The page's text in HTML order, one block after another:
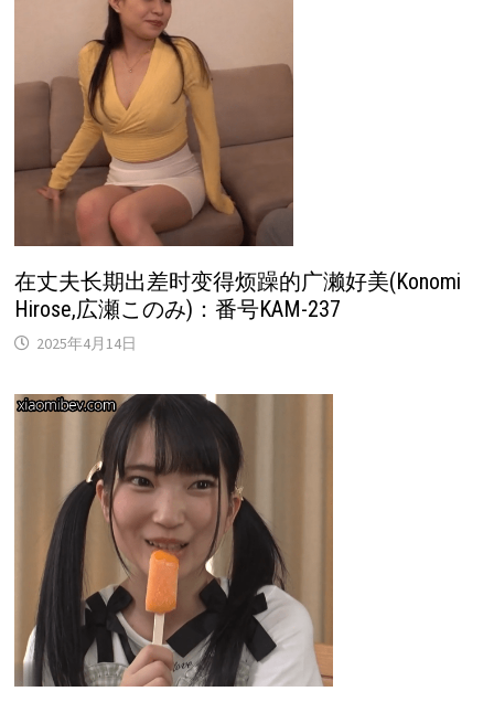
在丈夫长期出差时变得烦躁的广濑好美(Konomi
Hirose,広瀬このみ)：番号KAM-237
2025年4月14日